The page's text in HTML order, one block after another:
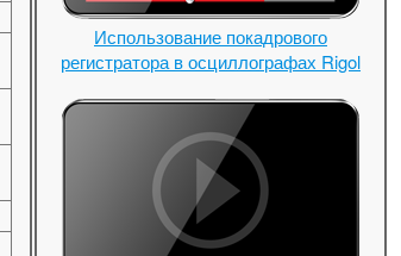
Использование покадрового
регистратора в осциллографах Rigol